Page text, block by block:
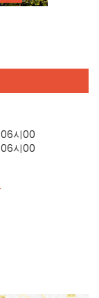
시00
시00